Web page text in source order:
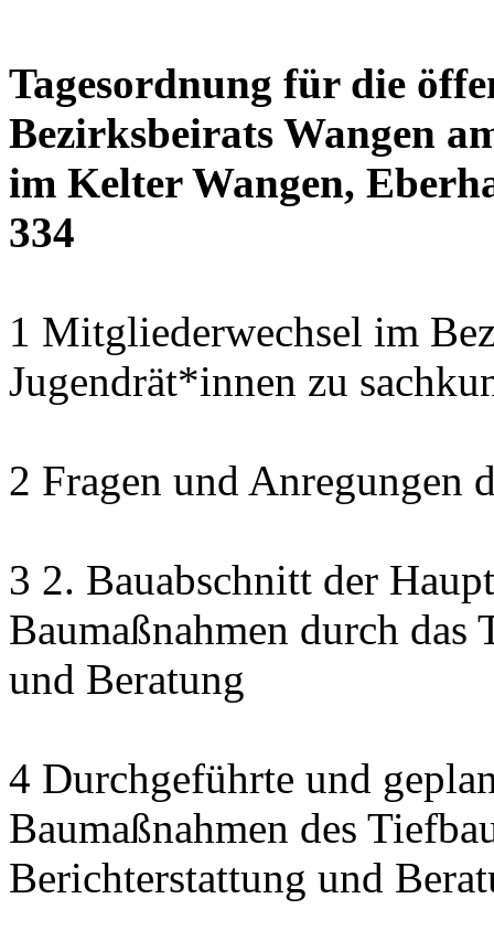
Tagesordnung für die
Bezirksbeirats Wangen
im Kelter Wangen,
334
1 Mitgliederwechsel im
Jugendrät*innen zu
2 Fragen und Anregungen
3 2. Bauabschnitt der
Baumaßnahmen durch
und Beratung
4 Durchgeführte und
Baumaßnahmen des
Berichterstattung und